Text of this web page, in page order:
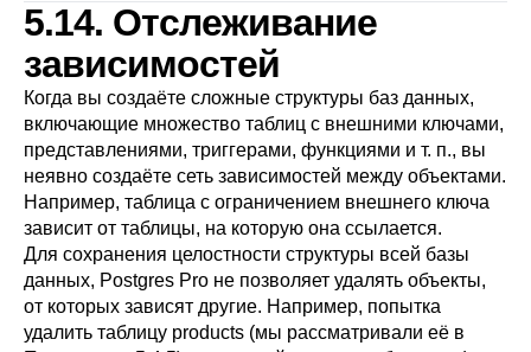
5.14. Отслеживание
зависимостей
Когда вы создаёте сложные структуры баз данных,
включающие множество таблиц с внешними ключами,
представлениями, триггерами, функциями и т. п., вы
неявно создаёте сеть зависимостей между объектами.
Например, таблица с ограничением внешнего ключа
зависит от таблицы, на которую она ссылается.
Для сохранения целостности структуры всей базы
данных, Postgres Pro не позволяет удалять объекты,
от которых зависят другие. Например, попытка
удалить таблицу products (мы рассматривали её в